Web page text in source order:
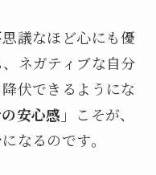
議なほど心にも優
ネガティブな自分
伏できるようにな
安心感」 こそが、
なるのです。